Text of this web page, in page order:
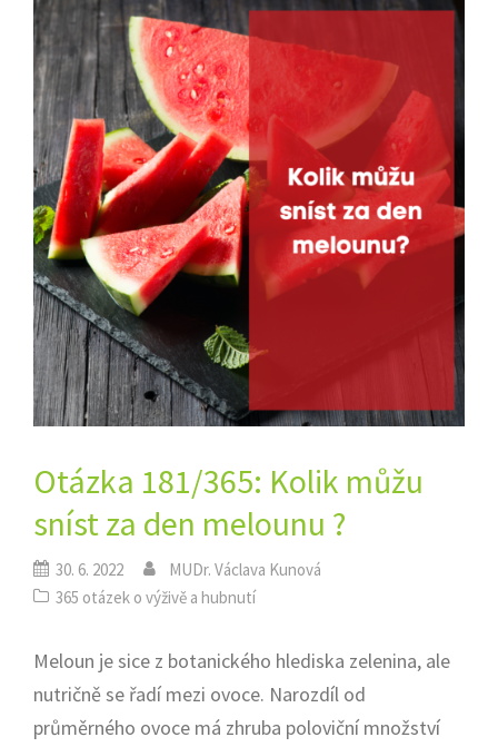
Otázka 181/365: Kolik můžu
sníst za den melounu ?
30. 6. 2022
MUDr. Václava Kunová
365 otázek o výživě a hubnutí
Meloun je sice z botanického hlediska zelenina, ale
nutričně se řadí mezi ovoce. Narozdíl od
průměrného ovoce má zhruba poloviční množství